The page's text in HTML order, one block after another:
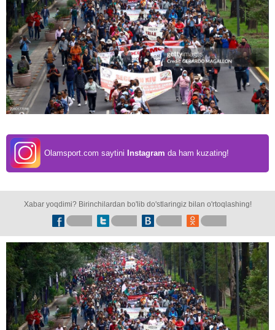
Olamsport.com saytini Instagram da ham kuzating!
Xabar yoqdimi? Birinchilardan bo'lib do'stlaringiz bilan o'rtoqlashing!